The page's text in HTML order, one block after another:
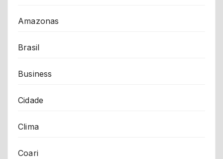
Amazonas
Brasil
Business
Cidade
Clima
Coari